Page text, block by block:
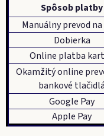
Spôsob platby
Manuálny prevod
Dobierka
Online platba
Okamžitý online
bankové tlačidlá
Google Pay
Apple Pay